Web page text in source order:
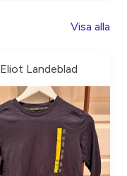
Visa alla
Eliot Landeblad